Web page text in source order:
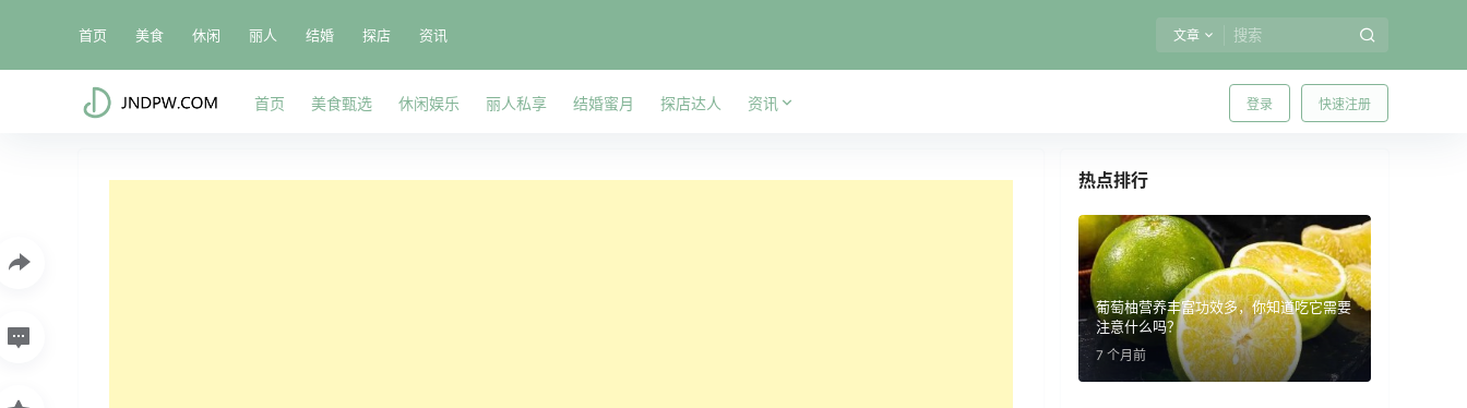
首页 美食 休闲 丽人 结婚 探店 资讯 文章
登录 快速注册
首页 美食甄选 休闲娱乐 丽人私享 结婚蜜月 探店达人 资讯
热点排行
葡萄柚营养丰富功效多，你知道吃它需要
注意什么吗？
7 个月前